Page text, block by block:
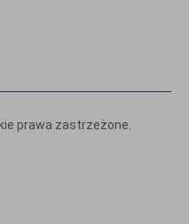
prawa zastrzeżone.